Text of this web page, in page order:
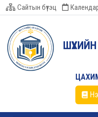
Сайтын бүтэц